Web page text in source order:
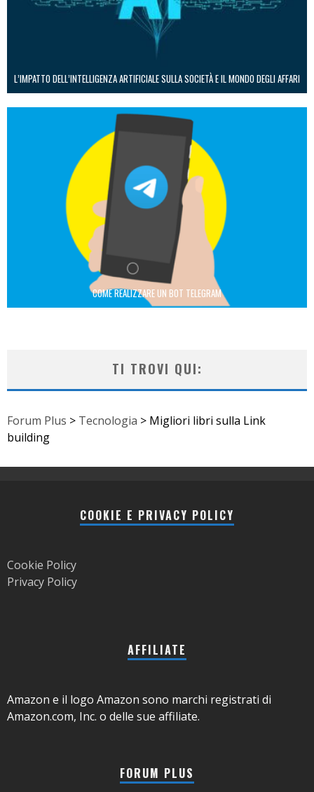
L’IMPATTO DELL’INTELLIGENZA ARTIFICIALE SULLA SOCIETÀ E IL MONDO DEGLI AFFARI
COME REALIZZARE UN BOT TELEGRAM
TI TROVI QUI:
Forum Plus > Tecnologia > Migliori libri sulla Link
building
COOKIE E PRIVACY POLICY
Cookie Policy
Privacy Policy
AFFILIATE
Amazon e il logo Amazon sono marchi registrati di
Amazon.com, Inc. o delle sue affiliate.
FORUM PLUS